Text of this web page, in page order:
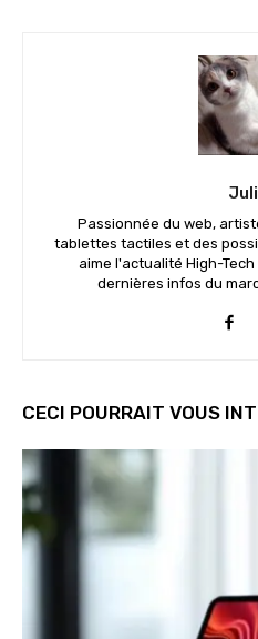
Passionnée du web,
tablettes tactiles et des
aime l'actualité High-
dernières infos du
CECI POURRAIT VOUS